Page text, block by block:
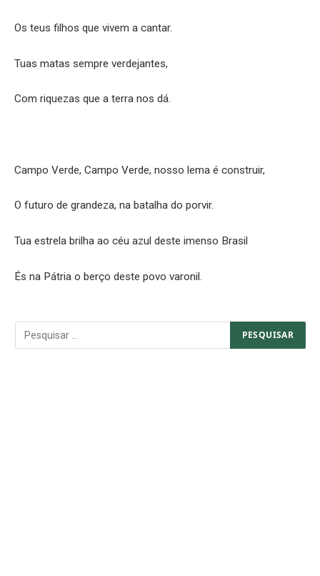
Os teus filhos que vivem a cantar.
Tuas matas sempre verdejantes,
Com riquezas que a terra nos dá.
Campo Verde, Campo Verde, nosso lema é construir,
O futuro de grandeza, na batalha do porvir.
Tua estrela brilha ao céu azul deste imenso Brasil
És na Pátria o berço deste povo varonil.